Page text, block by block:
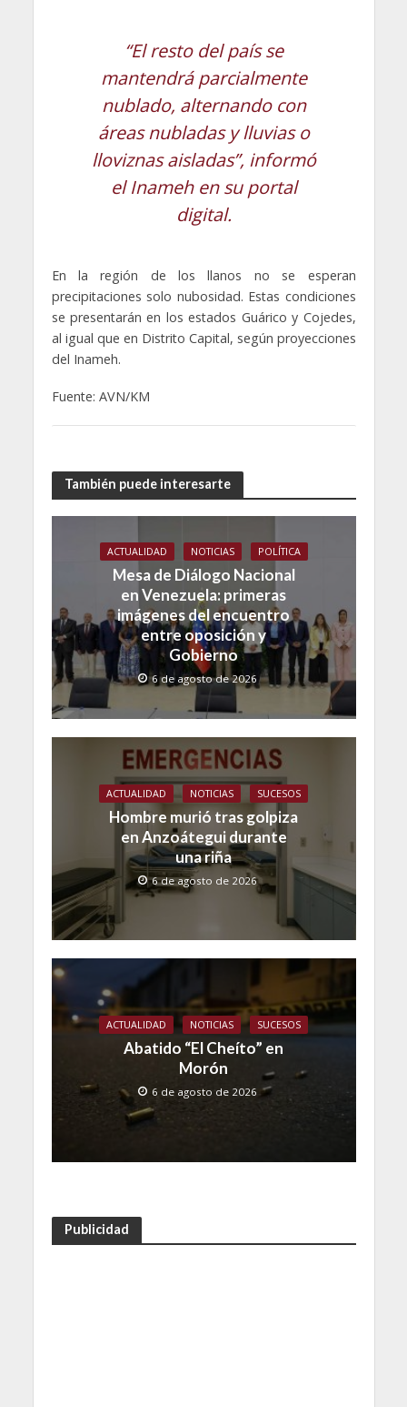
“El resto del país se
mantendrá parcialmente
nublado, alternando con
áreas nubladas y lluvias o
lloviznas aisladas”, informó
el Inameh en su portal
digital.
En la región de los llanos no se esperan
precipitaciones solo nubosidad. Estas condiciones
se presentarán en los estados Guárico y Cojedes,
al igual que en Distrito Capital, según proyecciones
del Inameh.
Fuente: AVN/KM
También puede interesarte
ACTUALIDAD NOTICIAS POLÍTICA
Mesa de Diálogo Nacional
en Venezuela: primeras
imágenes del encuentro
entre oposición y
Gobierno
6 de agosto de 2026
ACTUALIDAD NOTICIAS SUCESOS
Hombre murió tras golpiza
en Anzoátegui durante
una riña
6 de agosto de 2026
ACTUALIDAD NOTICIAS SUCESOS
Abatido “El Cheíto” en
Morón
6 de agosto de 2026
Publicidad